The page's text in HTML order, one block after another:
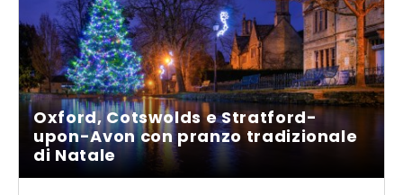
Oxford, Cotswolds e Stratford-
upon-Avon con pranzo tradizionale
di Natale